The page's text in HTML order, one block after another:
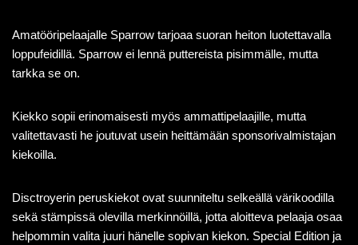
Amatööripelaajalle Sparrow tarjoaa suoran heiton luotettavalla
loppufeidillä. Sparrow ei lennä puttereista pisimmälle, mutta
tarkka se on.
Kiekko sopii erinomaisesti myös ammattipelaajille, mutta
valitettavasti he joutuvat usein heittämään sponsorivalmistajan
kiekoilla.
Disctroyerin peruskiekot ovat suunniteltu selkeällä värikoodilla
sekä stämpissä olevilla merkinnöillä, jotta aloitteva pelaaja osaa
helpommin valita juuri hänelle sopivan kiekon. Special Edition ja